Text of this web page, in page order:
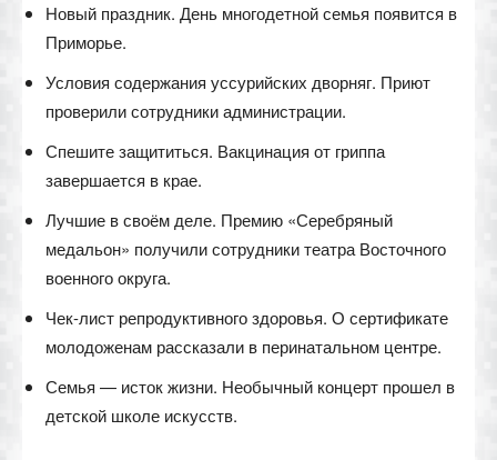
Новый праздник. День многодетной семья появится в
Приморье.
Условия содержания уссурийских дворняг. Приют
проверили сотрудники администрации.
Спешите защититься. Вакцинация от гриппа
завершается в крае.
Лучшие в своём деле. Премию «Серебряный
медальон» получили сотрудники театра Восточного
военного округа.
Чек-лист репродуктивного здоровья. О сертификате
молодоженам рассказали в перинатальном центре.
Семья — исток жизни. Необычный концерт прошел в
детской школе искусств.